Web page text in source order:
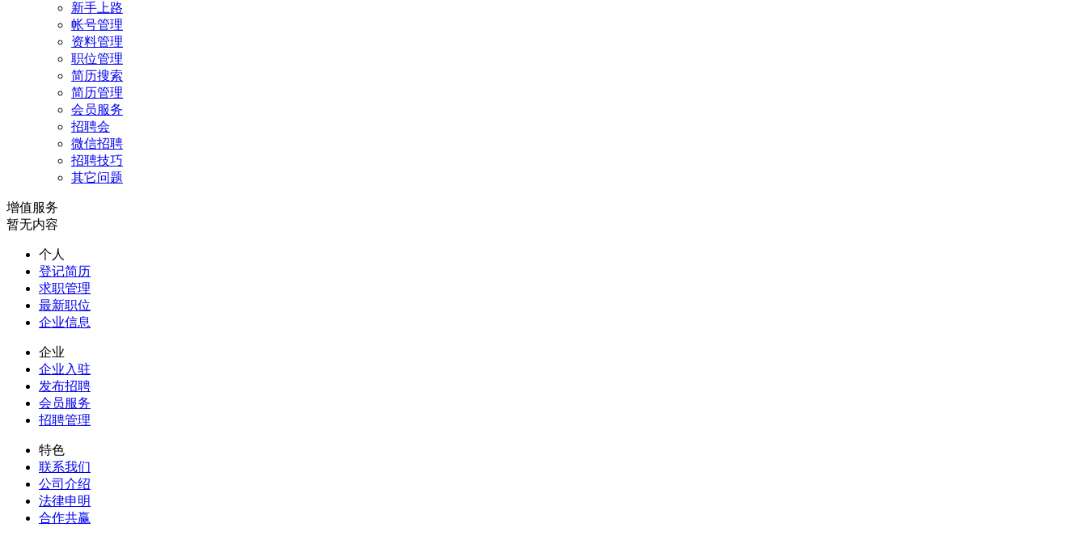
新手上路
帐号管理
资料管理
职位管理
简历搜索
简历管理
会员服务
招聘会
微信招聘
招聘技巧
其它问题
增值服务
暂无内容
个人
登记简历
求职管理
最新职位
企业信息
企业
企业入驻
发布招聘
会员服务
招聘管理
特色
联系我们
公司介绍
法律申明
合作共赢